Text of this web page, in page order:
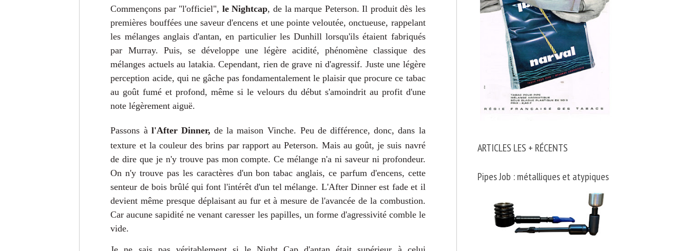
Commençons par "l'officiel", le Nightcap, de la marque Peterson. Il produit dès les
premières bouffées une saveur d'encens et une pointe veloutée, onctueuse, rappelant
les mélanges anglais d'antan, en particulier les Dunhill lorsqu'ils étaient fabriqués
par Murray. Puis, se développe une légère acidité, phénomène classique des
mélanges actuels au latakia. Cependant, rien de grave ni d'agressif. Juste une légère
perception acide, qui ne gâche pas fondamentalement le plaisir que procure ce tabac
au goût fumé et profond, même si le velours du début s'amoindrit au profit d'une
note légèrement aiguë.
Passons à l'After Dinner, de la maison Vinche. Peu de différence, donc, dans la
texture et la couleur des brins par rapport au Peterson. Mais au goût, je suis navré
de dire que je n'y trouve pas mon compte. Ce mélange n'a ni saveur ni profondeur.
On n'y trouve pas les caractères d'un bon tabac anglais, ce parfum d'encens, cette
senteur de bois brûlé qui font l'intérêt d'un tel mélange. L'After Dinner est fade et il
devient même presque déplaisant au fur et à mesure de l'avancée de la combustion.
Car aucune sapidité ne venant caresser les papilles, un forme d'agressivité comble le
vide.
ARTICLES LES + RÉCENTS
Pipes Job : métalliques et atypiques